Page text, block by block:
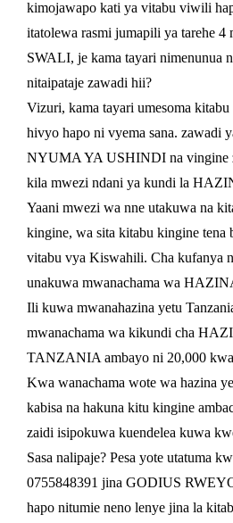
kimojawapo kati ya vitabu viwili
itatolewa rasmi jumapili ya tarehe 4
SWALI, je kama tayari nimenunua
nitaipataje zawadi hii?
Vizuri, kama tayari umesoma
hivyo hapo ni vyema sana. zawadi
NYUMA YA USHINDI na vingine
kila mwezi ndani ya kundi la
Yaani mwezi wa nne utakuwa na
kingine, wa sita kitabu kingine tena
vitabu vya Kiswahili. Cha kufanya
unakuwa mwanachama wa
Ili kuwa mwanahazina yetu
mwanachama wa kikundi cha
TANZANIA ambayo ni 20,000
Kwa wanachama wote wa hazina
kabisa na hakuna kitu kingine
zaidi isipokuwa kuendelea kuwa
Sasa nalipaje? Pesa yote utatuma
0755848391 jina GODIUS
hapo nitumie neno lenye jina la